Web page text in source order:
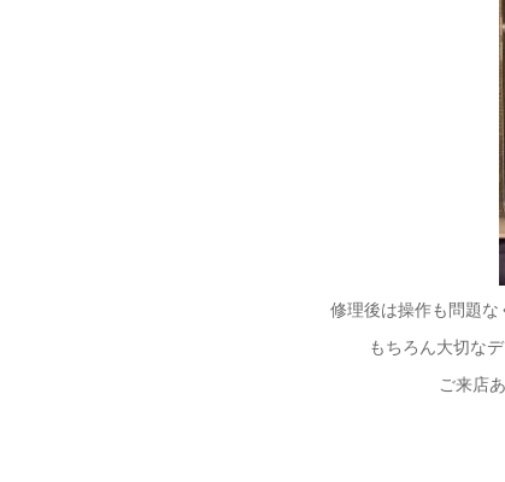
修理後は操作も問題な
もちろん大切な
ご来店